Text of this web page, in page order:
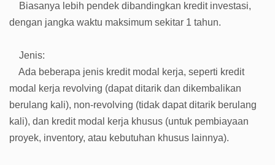
Biasanya lebih pendek dibandingkan kredit investasi,
dengan jangka waktu maksimum sekitar 1 tahun.
Jenis:
Ada beberapa jenis kredit modal kerja, seperti kredit
modal kerja revolving (dapat ditarik dan dikembalikan
berulang kali), non-revolving (tidak dapat ditarik berulang
kali), dan kredit modal kerja khusus (untuk pembiayaan
proyek, inventory, atau kebutuhan khusus lainnya).